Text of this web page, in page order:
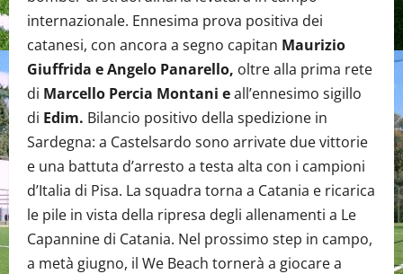
internazionale. Ennesima prova positiva dei
catanesi, con ancora a segno capitan Maurizio
Giuffrida e Angelo Panarello, oltre alla prima rete
di Marcello Percia Montani eall’ennesimo sigillo
di Edim. Bilancio positivo della spedizione in
Sardegna: a Castelsardo sono arrivate due vittorie
e una battuta d’arresto a testa alta con i campioni
d’Italia di Pisa. La squadra torna a Catania e ricarica
le pile in vista della ripresa degli allenamenti a Le
Capannine di Catania. Nel prossimo step in campo,
a metà giugno, il We Beach tornerà a giocare a